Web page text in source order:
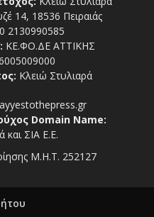
14, 18536 Πειραιάς
2130990585
ΚΕ.ΦΟ.ΔΕ ΑΤΤΙΚΗΣ
Κλειώ Στυλιαρά
Domain Name:
και ΣΙΑ Ε.Ε.
Μ.Η.Τ. 252127